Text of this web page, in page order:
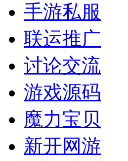
手游私服
联运推广
讨论交流
游戏源码
魔力宝贝
新开网游